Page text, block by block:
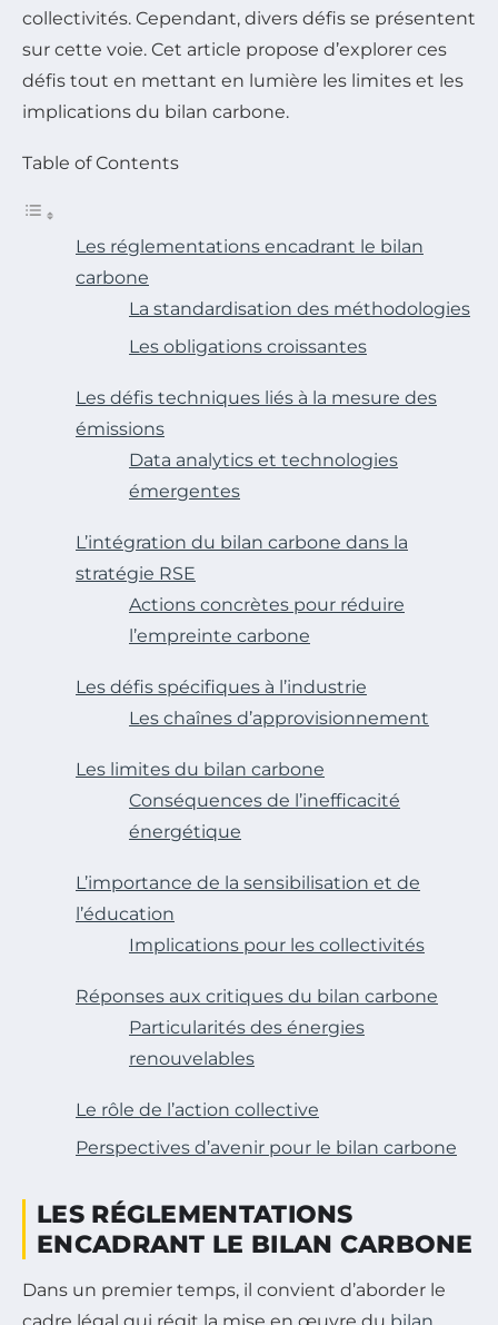
collectivités. Cependant, divers défis se présentent
sur cette voie. Cet article propose d’explorer ces
défis tout en mettant en lumière les limites et les
implications du bilan carbone.
Table of Contents
Les réglementations encadrant le bilan
carbone
La standardisation des méthodologies
Les obligations croissantes
Les défis techniques liés à la mesure des
émissions
Data analytics et technologies
émergentes
L’intégration du bilan carbone dans la
stratégie RSE
Actions concrètes pour réduire
l’empreinte carbone
Les défis spécifiques à l’industrie
Les chaînes d’approvisionnement
Les limites du bilan carbone
Conséquences de l’inefficacité
énergétique
L’importance de la sensibilisation et de
l’éducation
Implications pour les collectivités
Réponses aux critiques du bilan carbone
Particularités des énergies
renouvelables
Le rôle de l’action collective
Perspectives d’avenir pour le bilan carbone
LES RÉGLEMENTATIONS
ENCADRANT LE BILAN CARBONE
Dans un premier temps, il convient d’aborder le